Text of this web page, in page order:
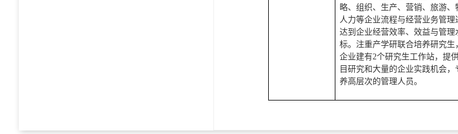
略、组织、生产、营销、旅游、
人力等企业流程与经营业务管理
达到企业经营效率、效益与管理
标。 注重产学研联合培养研究生
企业建有2个研究生工作站， 提
目研究和大量的企业实践机会，
养高层次的管理人员。